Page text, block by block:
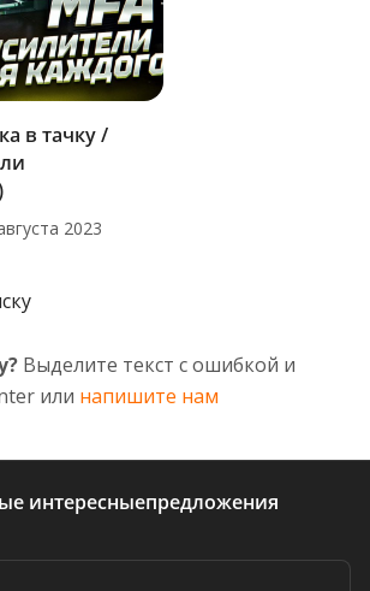
в тачку /
2023
Выделите текст с ошибкой и
или напишите нам
интересныепредложения